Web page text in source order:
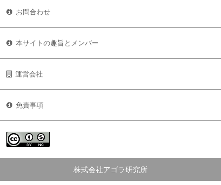
お問合わせ
本サイトの趣旨とメンバー
運営会社
免責事項
株式会社アゴラ研究所